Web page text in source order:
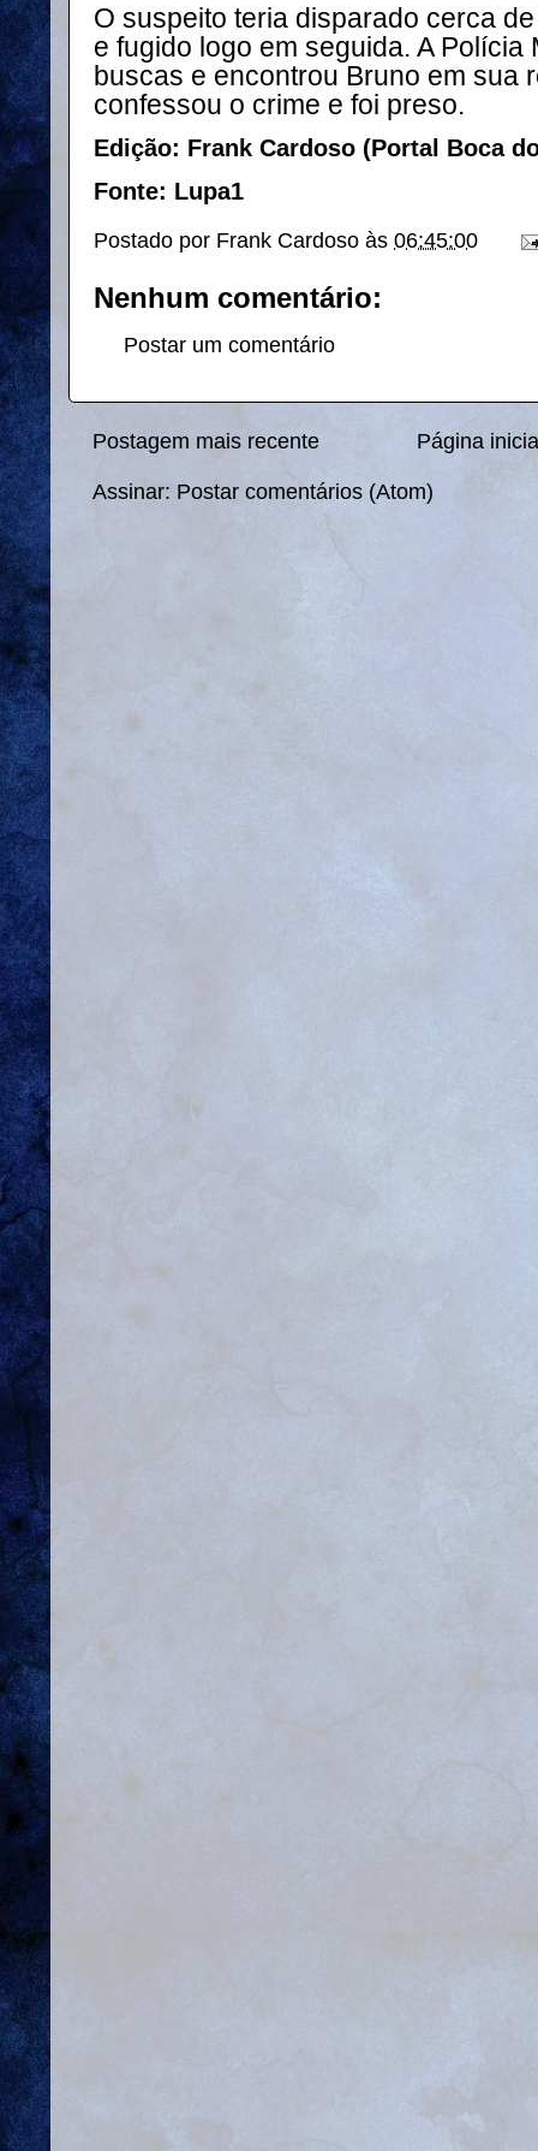
O suspeito teria disparado cerca
e fugido logo em seguida. A Polícia
buscas e encontrou Bruno em sua
confessou o crime e foi preso.
Edição: Frank Cardoso (Portal Boca
Fonte: Lupa1
Postado por Frank Cardoso às 06:45:00
Nenhum comentário:
Postar um comentário
Postagem mais recente Página
Assinar: Postar comentários (Atom)